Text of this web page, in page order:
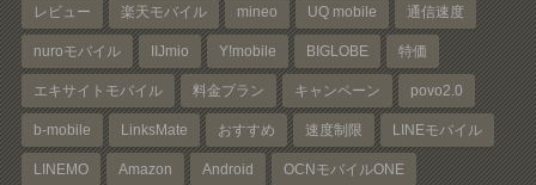
レビュー 楽天モバイル mineo UQ mobile 通信速度
nuroモバイル IIJmio Y!mobile BIGLOBE 特価
エキサイトモバイル 料金プラン キャンペーン povo2.0
b-mobile LinksMate おすすめ 速度制限 LINEモバイル
LINEMO Amazon Android OCNモバイルONE